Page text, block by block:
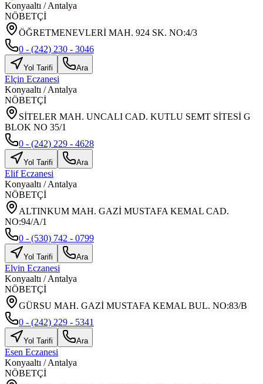
Konyaaltı /Antalya
NÖBETÇİ
ÖĞRETMENEVLERİ MAH. 924 SK. NO:4/3
0 - (242) 230 - 3046
Yol Tarifi Ara
Elçin Eczanesi
Konyaaltı /Antalya
NÖBETÇİ
SİTELER MAH. UNCALI CAD. KUTLU SEMT SİTESİ G
BLOK NO 35/1
0 - (242) 229 - 4628
Yol Tarifi Ara
Elif Eczanesi
Konyaaltı /Antalya
NÖBETÇİ
ALTINKUM MAH. GAZİ MUSTAFA KEMAL CAD.
NO:94/A/1
0 - (530) 742 - 0799
Yol Tarifi Ara
Elvin Eczanesi
Konyaaltı /Antalya
NÖBETÇİ
GÜRSU MAH. GAZİ MUSTAFA KEMAL BUL. NO:83/B
0 - (242) 229 - 5341
Yol Tarifi Ara
Esen Eczanesi
Konyaaltı /Antalya
NÖBETÇİ